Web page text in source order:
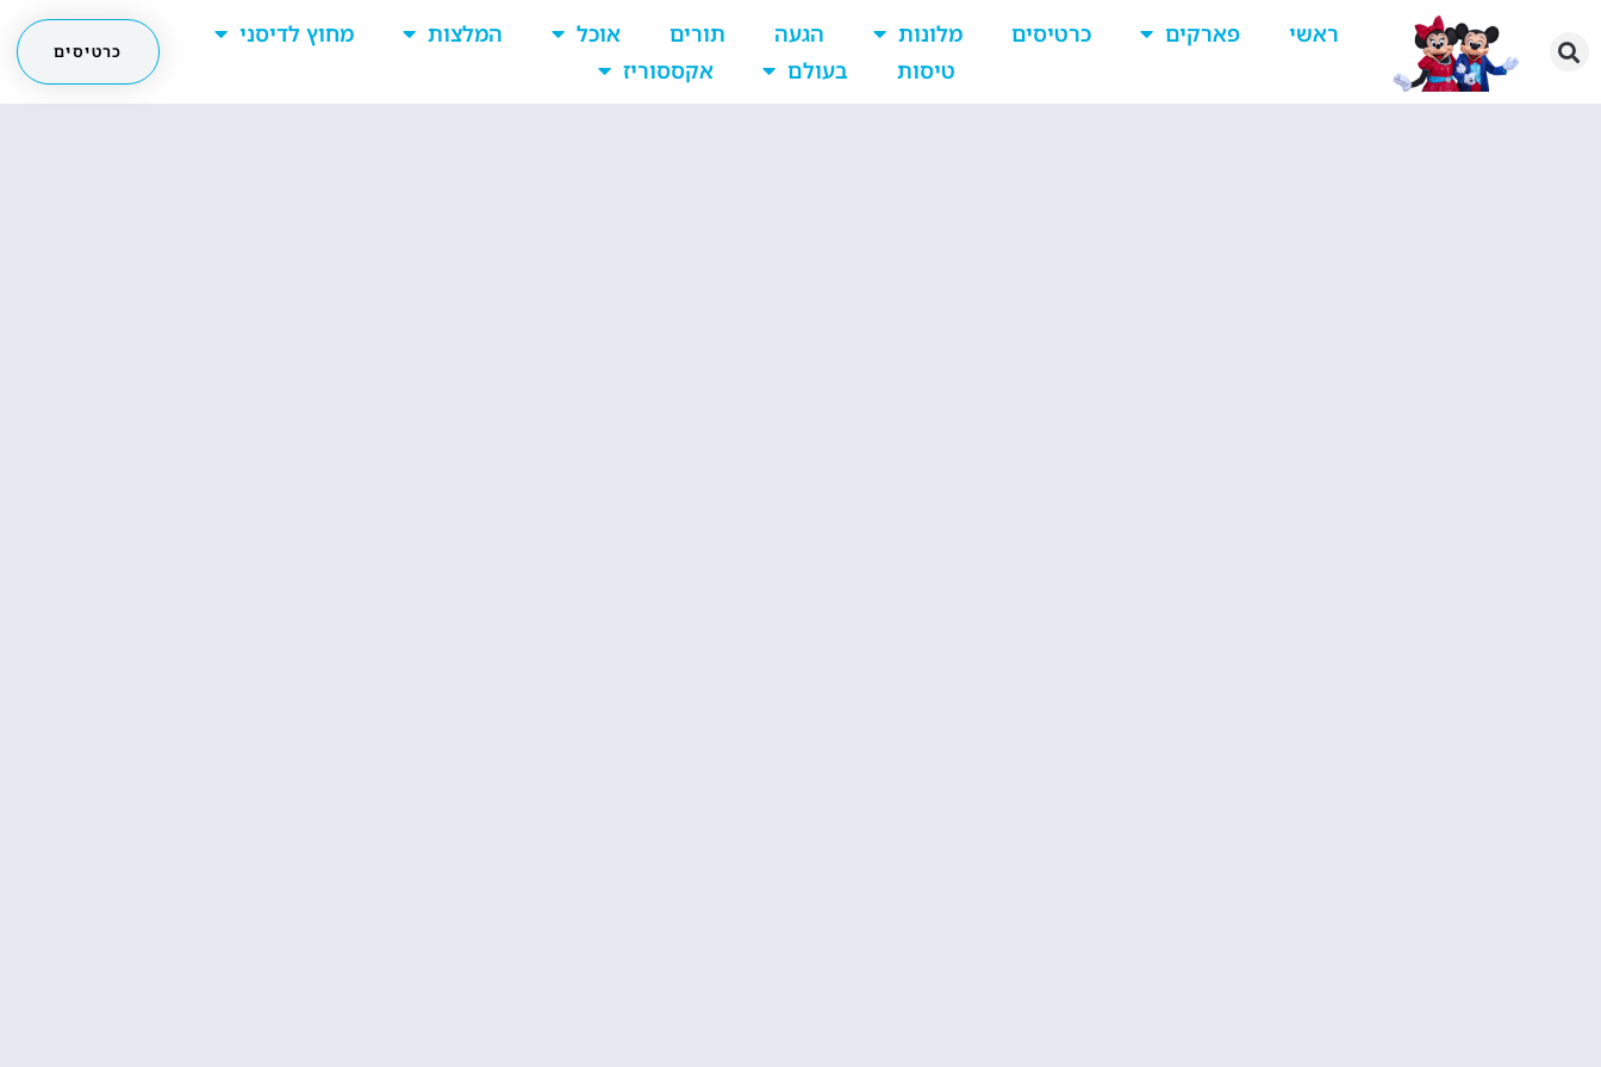
ראשי פארקים כרטיסים מלונות הגעה תורים אוכל המלצות
מחוץ לדיסני
טיסות
בעולם אקססוריז
כרטיסים